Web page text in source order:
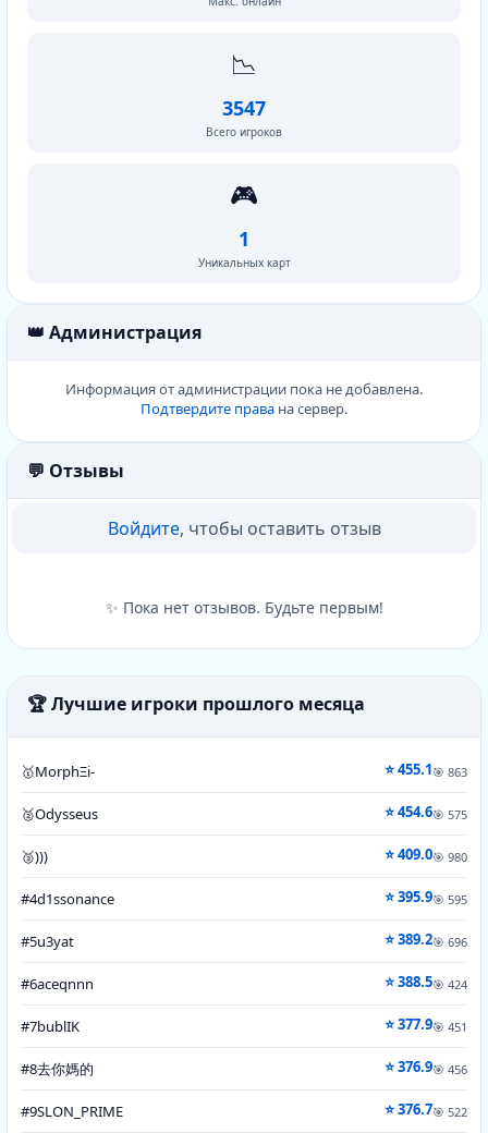
📉
3547
Всего игроков
🎮
1
Уникальных карт
👑 Администрация
Информация от администрации пока не добавлена.
Подтвердите права на сервер.
💬 Отзывы
Войдите, чтобы оставить отзыв
✨ Пока нет отзывов. Будьте первым!
🏆 Лучшие игроки прошлого месяца
🥇MorphΞi- ⭐ 455.1🎯 863
🥈Odysseus ⭐ 454.6🎯 575
🥉))) ⭐ 409.0🎯 980
#4d1ssonance ⭐ 395.9🎯 595
#5u3yat ⭐ 389.2🎯 696
#6aceqnnn ⭐ 388.5🎯 424
#7bublIK ⭐ 377.9🎯 451
#8去你媽的 ⭐ 376.9🎯 456
#9SLON_PRIME ⭐ 376.7🎯 522